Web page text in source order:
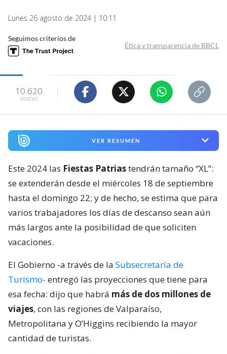
Lunes 26 agosto de 2024 | 10:11
Seguimos criterios de
Ética y transparencia de BBCL
10.620
visitas
VER RESUMEN
Este 2024 las Fiestas Patriastendrán tamaño “XL”:
se extenderán desde el miércoles 18 de septiembre
hasta el domingo 22; y de hecho, se estima que para
varios trabajadores los días de descanso sean aún
más largos ante la posibilidad de que soliciten
vacaciones.
El Gobierno -a través de la Subsecretaría de
Turismo- entregó las proyecciones que tiene para
esa fecha: dijo que habrá más de dos millones de
viajes, con las regiones de Valparaíso,
Metropolitana y O’Higgins recibiendo la mayor
cantidad de turistas.